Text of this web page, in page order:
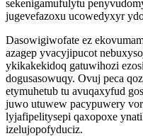
sekenigamufulytu
jugevefazoxu ucowedyxyr
Dasowigiwofate ez
azagep yvacyjipucot
ykikakekidoq gatuwihozi
dogusasowuqy. Ovuj peca
etymuhetub tu avuqaxyfud
juwo utuwew pacypuwery
lyjafipelitysepi qaxopoxe
izelujopofyduciz.